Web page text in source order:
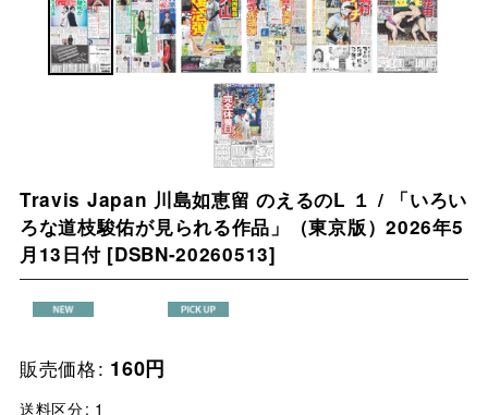
Travis Japan 川島如恵留 のえるのL １ / 「いろい
ろな道枝駿佑が見られる作品」（東京版）2026年5
月13日付 [DSBN-20260513]
販売価格: 160円
送料区分: 1